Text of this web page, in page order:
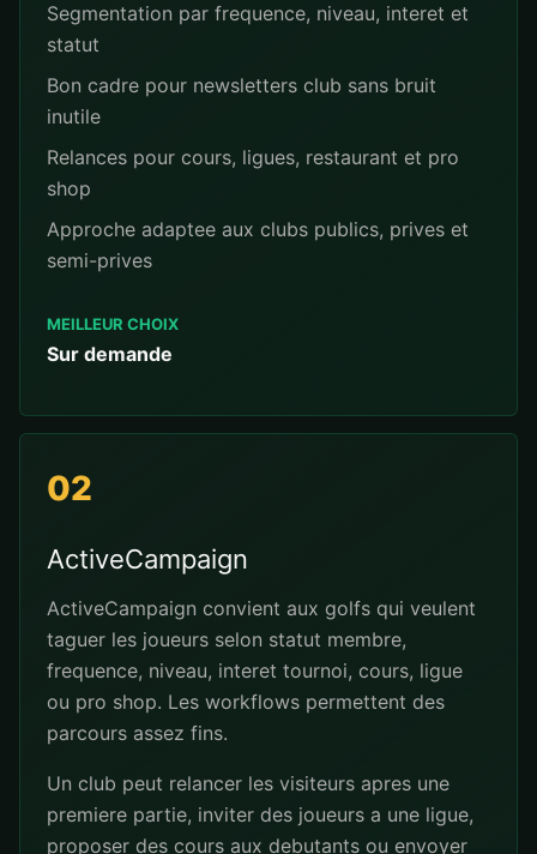
Segmentation par frequence, niveau, interet et
statut
Bon cadre pour newsletters club sans bruit
inutile
Relances pour cours, ligues, restaurant et pro
shop
Approche adaptee aux clubs publics, prives et
semi-prives
MEILLEUR CHOIX
Sur demande
02
ActiveCampaign
ActiveCampaign convient aux golfs qui veulent
taguer les joueurs selon statut membre,
frequence, niveau, interet tournoi, cours, ligue
ou pro shop. Les workflows permettent des
parcours assez fins.
Un club peut relancer les visiteurs apres une
premiere partie, inviter des joueurs a une ligue,
proposer des cours aux debutants ou envoyer